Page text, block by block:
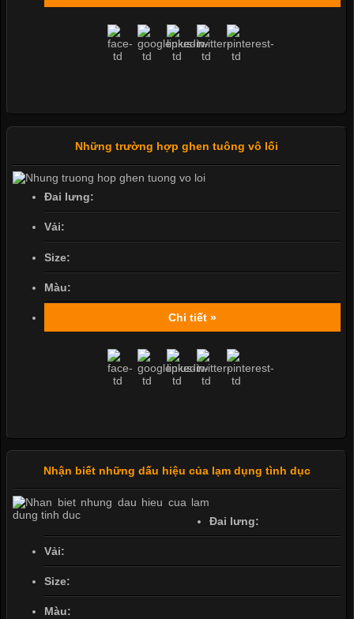
Những trường hợp ghen tuông vô lối
Đai lưng:
Vải:
Size:
Màu:
Chi tiết »
Nhận biết những dấu hiệu của lạm dụng tình dục
Đai lưng:
Vải:
Size:
Màu: